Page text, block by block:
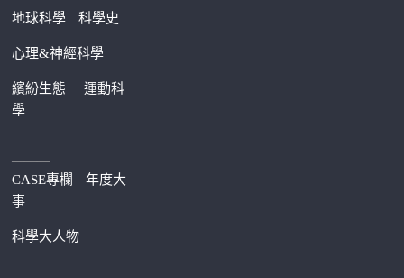
地球科學 科學史
心理&神經科學
繽紛生態運動科
學
—————————
———
CASE專欄
年度大
事
科學大人物